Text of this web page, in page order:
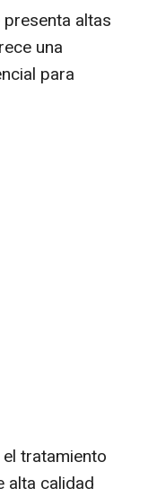
altas
una
para
tratamiento
alta calidad